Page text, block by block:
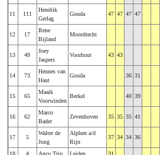
11 111
Hendrik
Gerlag
Gouda 47 47 47 47
12 17
Rene
Bijland
Moordrecht
13 49
Joey
Jaspers
Voorhout 43 43
14 73
Hennes van
Haut
Gouda 36 31
15 65
Maaik
Voorwinden
Berkel 40 39
16 62
Marco
Bader
Zevenhoven 35 35 35 41
17 5
Walter de
Jong
Alphen a/d
Rijn
37 34 34 36
18 4 Anco Trip Leiden 31